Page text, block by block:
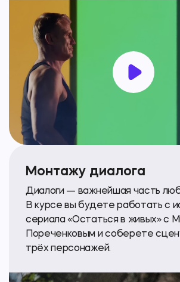
Монтажу диалога
Диалоги — важнейшая часть
В курсе вы будете работать с
сериала «Остаться в живых» с
Пореченковым и соберете
трёх персонажей.